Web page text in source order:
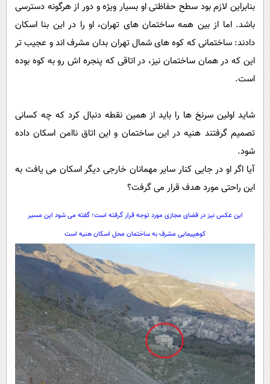
بنابراین لازم بود سطح حفاظتی او بسیار ویژه و دور از هرگونه دسترسی
باشد. اما از بین همه ساختمان های تهران، او را در این بنا اسکان
دادند: ساختمانی که کوه های شمال تهران بدان مشرف اند و عجیب تر
این که در همان ساختمان نیز، در اتاقی که پنجره اش رو به کوه بوده
است.
شاید اولین سرنخ ها را باید از همین نقطه دنبال کرد که چه کسانی
تصمیم گرفتند هنیه در این ساختمان و این اتاق ناامن اسکان داده
شود.
آیا اگر او در جایی کنار سایر مهمانان خارجی دیگر اسکان می یافت به
این راحتی مورد هدف قرار می گرفت؟
این عکس نیز در فضای مجازی مورد توجه قرار گرفته است؛ گفته می شود این مسیر
کوهپیمایی مشرف به ساختمان محل اسکان هنیه است